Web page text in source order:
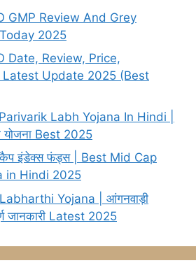
GMP Review And Grey
2025
Date, Review, Price,
Update 2025 (Best
Labh Yojana In Hindi |
योजना Best 2025
कैप इंडेक्स फंड्स | Best Mid Cap
in Hindi 2025
Yojana | आंगनवाड़ी
जानकारी Latest 2025